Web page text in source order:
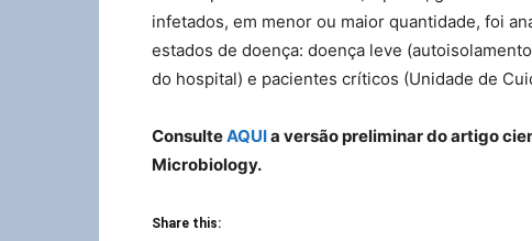
infetados, em menor ou maior quantidade, foi
estados de doença: doença leve
do hospital) e pacientes críticos (Unidade de
ConsulteAQUIa versão preliminar doartigo
Microbiology.
Share this: